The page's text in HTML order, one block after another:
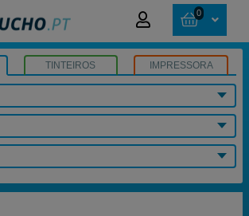
0
TINTEIROS IMPRESSORA